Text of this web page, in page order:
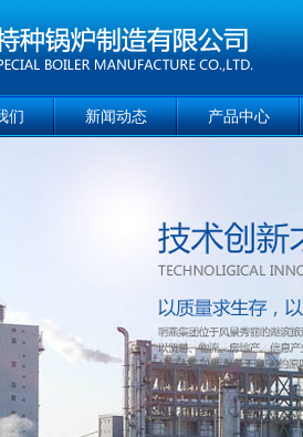
们 新闻动态 产品中心